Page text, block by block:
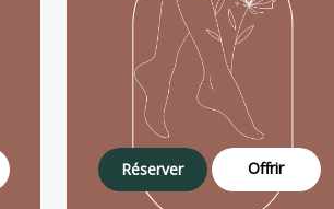
Réserver Offrir